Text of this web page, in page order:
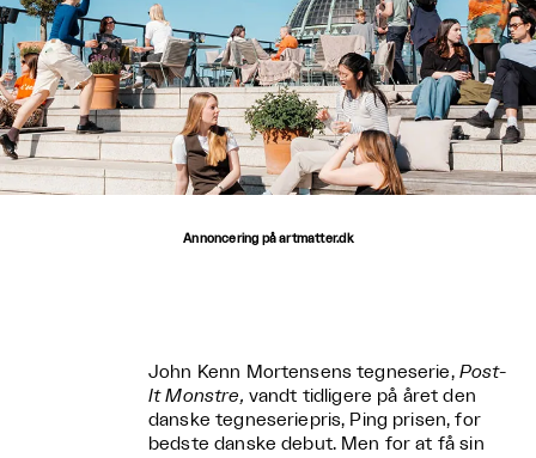
Annoncering på artmatter.dk
John Kenn Mortensens tegneserie, Post-
It Monstre, vandt tidligere på året den
danske tegneseriepris, Ping prisen, for
bedste danske debut. Men for at få sin